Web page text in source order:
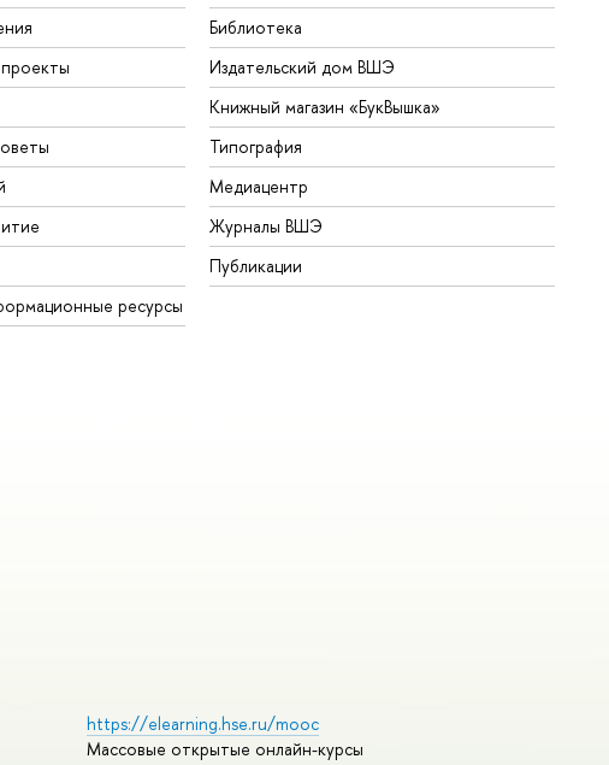
ресурсы
Библиотека
Издательский дом ВШЭ
Книжный магазин «БукВышка»
Типография
Медиацентр
Журналы ВШЭ
Публикации
https://elearning.hse.ru/mooc
Массовые открытые онлайн-курсы